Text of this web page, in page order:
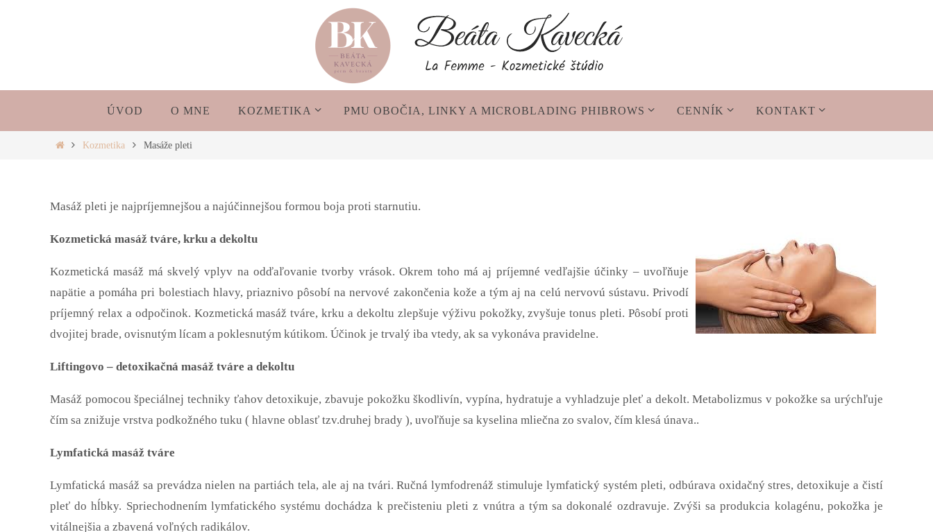
content
ÚVOD O MNE KOZMETIKA PMU OBOČIA, LINKY A MICROBLADING PHIBROWS CENNÍK KONTAKT
HomeKozmetika Masáže pleti
Masáž pleti je najpríjemnejšou a najúčinnejšou formou boja proti starnutiu.
Kozmetická masáž tváre, krku a dekoltu
Kozmetická masáž má skvelý vplyv na odďaľovanie tvorby vrások. Okrem toho má aj príjemné vedľajšie účinky – uvoľňuje
napätie a pomáha pri bolestiach hlavy, priaznivo pôsobí na nervové zakončenia kože a tým aj na celú nervovú sústavu. Privodí
príjemný relax a odpočinok. Kozmetická masáž tváre, krku a dekoltu zlepšuje výživu pokožky, zvyšuje tonus pleti. Pôsobí proti
dvojitej brade, ovisnutým lícam a poklesnutým kútikom. Účinok je trvalý iba vtedy, ak sa vykonáva pravidelne.
Liftingovo – detoxikačná masáž tváre a dekoltu
Masáž pomocou špeciálnej techniky ťahov detoxikuje, zbavuje pokožku škodlivín, vypína, hydratuje a vyhladzuje pleť a dekolt. Metabolizmus v pokožke sa urýchľuje
čím sa znižuje vrstva podkožného tuku ( hlavne oblasť tzv.druhej brady ), uvoľňuje sa kyselina mliečna zo svalov, čím klesá únava..
Lymfatická masáž tváre
Lymfatická masáž sa prevádza nielen na partiách tela, ale aj na tvári. Ručná lymfodrenáž stimuluje lymfatický systém pleti, odbúrava oxidačný stres, detoxikuje a čistí
pleť do hĺbky. Spriechodnením lymfatického systému dochádza k prečisteniu pleti z vnútra a tým sa dokonalé ozdravuje. Zvýši sa produkcia kolagénu, pokožka je
vitálnejšia a zbavená voľných radikálov.